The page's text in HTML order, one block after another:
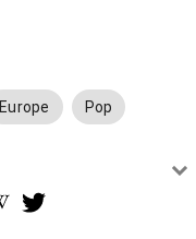
Europe Pop